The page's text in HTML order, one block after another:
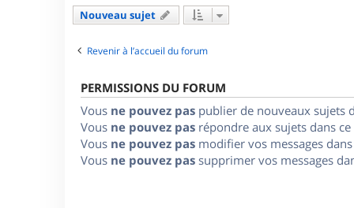
Nouveau sujet
Revenir à l’accueil du forum
PERMISSIONS DU FORUM
Vous ne pouvez pas publier de nouveaux sujets
Vous ne pouvez pas répondre aux sujets dans
Vous ne pouvez pas modifier vos messages
Vous ne pouvez pas supprimer vos messages